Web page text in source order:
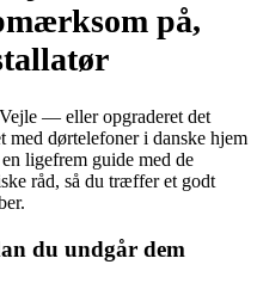
på,
— eller opgraderet det
med dørtelefoner i danske hjem
ligefrem guide med de
råd, så du træffer et godt
du undgår dem